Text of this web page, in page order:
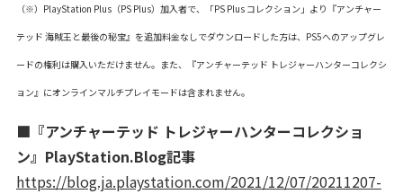
（※）PlayStation Plus（PS Plus）加入者で、「PS Plus コレクション」より『アンチャー
テッド 海賊王と最後の秘宝』を追加料金なしでダウンロードした方は、PS5へのアップグレ
ードの権利は購入いただけません。また、『アンチャーテッド トレジャーハンターコレクシ
ョン』にオンラインマルチプレイモードは含まれません。
■『アンチャーテッド トレジャーハンターコレクショ
ン』PlayStation.Blog記事
https://blog.ja.playstation.com/2021/12/07/20211207-